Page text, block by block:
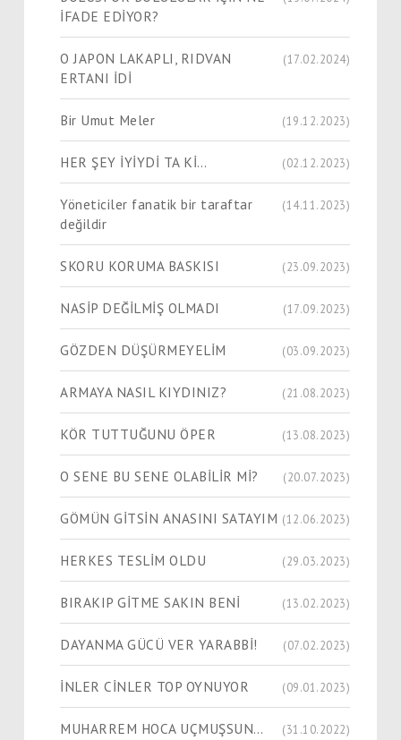
İFADE EDİYOR?
O JAPON LAKAPLI, RIDVAN
ERTANI İDİ
(17.02.2024)
Bir Umut Meler (19.12.2023)
HER ŞEY İYİYDİ TA Kİ… (02.12.2023)
Yöneticiler fanatik bir taraftar
değildir
(14.11.2023)
SKORU KORUMA BASKISI (23.09.2023)
NASİP DEĞİLMİŞ OLMADI (17.09.2023)
GÖZDEN DÜŞÜRMEYELİM (03.09.2023)
ARMAYA NASIL KIYDINIZ? (21.08.2023)
KÖR TUTTUĞUNU ÖPER (13.08.2023)
O SENE BU SENE OLABİLİR Mİ? (20.07.2023)
GÖMÜN GİTSİN ANASINI SATAYIM (12.06.2023)
HERKES TESLİM OLDU (29.03.2023)
BIRAKIP GİTME SAKIN BENİ (13.02.2023)
DAYANMA GÜCÜ VER YARABBİ! (07.02.2023)
İNLER CİNLER TOP OYNUYOR (09.01.2023)
MUHARREM HOCA UÇMUŞSUN… (31.10.2022)